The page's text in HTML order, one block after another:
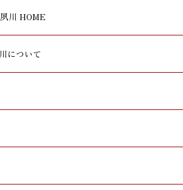
川 HOME
について